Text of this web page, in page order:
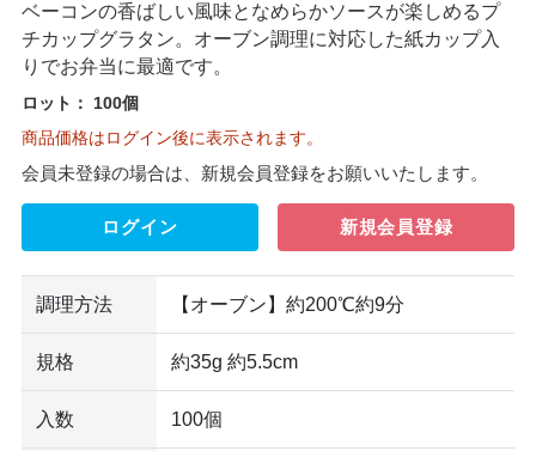
ベーコンの香ばしい風味となめらかソースが楽しめるプ
チカップグラタン。オーブン調理に対応した紙カップ入
りでお弁当に最適です。
ロット：
100個
商品価格はログイン後に表示されます。
会員未登録の場合は、新規会員登録をお願いいたします。
ログイン 新規会員登録
調理方法 【オーブン】約200℃約9分
規格 約35g 約5.5cm
入数 100個